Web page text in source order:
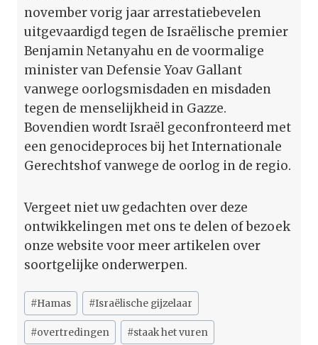
november vorig jaar arrestatiebevelen
uitgevaardigd tegen de Israëlische premier
Benjamin Netanyahu en de voormalige
minister van Defensie Yoav Gallant
vanwege oorlogsmisdaden en misdaden
tegen de menselijkheid in Gazze.
Bovendien wordt Israël geconfronteerd met
een genocideproces bij het Internationale
Gerechtshof vanwege de oorlog in de regio.
Vergeet niet uw gedachten over deze
ontwikkelingen met ons te delen of bezoek
onze website voor meer artikelen over
soortgelijke onderwerpen.
Bericht
tags:
#Hamas #Israëlische gijzelaar
#overtredingen #staak het vuren